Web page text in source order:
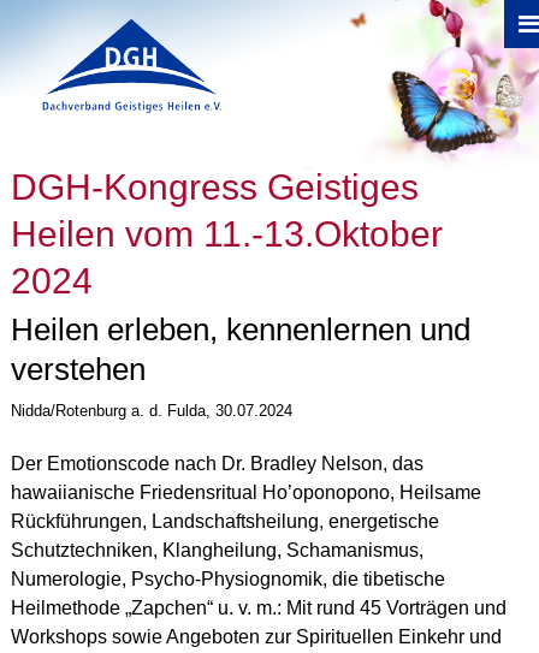
Sie sind hier
DGH-Kongress Geistiges
Heilen vom 11.-13.Oktober
2024
Heilen erleben, kennenlernen und
verstehen
Nidda/Rotenburg a. d. Fulda, 30.07.2024
Der Emotionscode nach Dr. Bradley Nelson, das
hawaiianische Friedensritual Ho’oponopono, Heilsame
Rückführungen, Landschaftsheilung, energetische
Schutztechniken, Klangheilung, Schamanismus,
Numerologie, Psycho-Physiognomik, die tibetische
Heilmethode „Zapchen“ u. v. m.: Mit rund 45 Vorträgen und
Workshops sowie Angeboten zur Spirituellen Einkehr und